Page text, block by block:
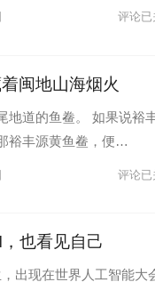
评论已
闽地山海烟火
地道的鱼鲞。 如果说裕
裕丰源黄鱼鲞，便…
评论已
也看见自己
出现在世界人工智能大